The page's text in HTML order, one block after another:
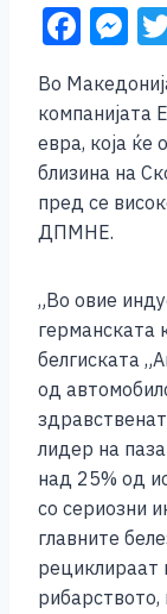
F
c
e
b
o
o
k
M
ss
e
n
g
Во
компанијата
евра, која ќе
близина на
пред се
ДПМНЕ.
„Во овие
германската
белгиската
од
лидер на
над 25% од
со сериозни
главните
рециклираат